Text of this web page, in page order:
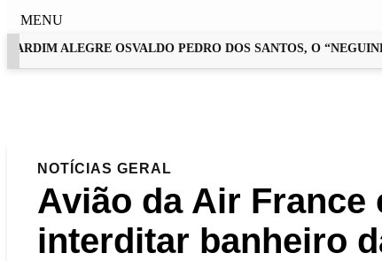
MENU
ALEGRE OSVALDO PEDRO DOS SANTOS, O
NOTÍCIAS GERAL
Avião da Air
interditar banheiro